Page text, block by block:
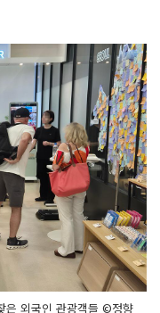
은 외국인 관광객들 ©정향